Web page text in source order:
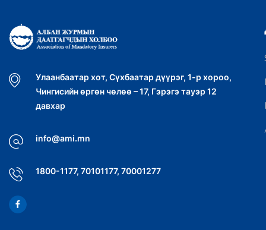
Улаанбаатар хот, Сүхбаатар дүүрэг, 1-р хороо,
Чингисийн өргөн чөлөө – 17, Гэрэгэ тауэр 12
давхар
info@ami.mn
1800-1177, 70101177, 70001277